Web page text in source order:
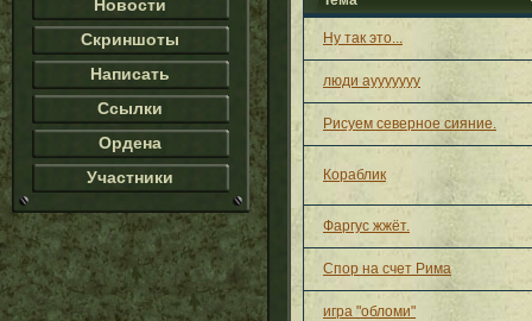
Новости
Скриншоты
Написать
Ссылки
Ордена
Участники
Ну так это...
люди аууууууу
Рисуем северное сияние.
Кораблик
Фаргус жжёт.
Спор на счет Рима
игра "обломи"